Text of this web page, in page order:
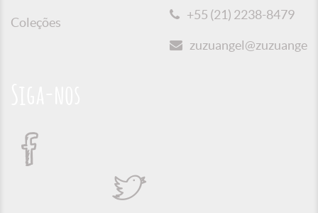
Coleções
+55 (21) 2238-8479